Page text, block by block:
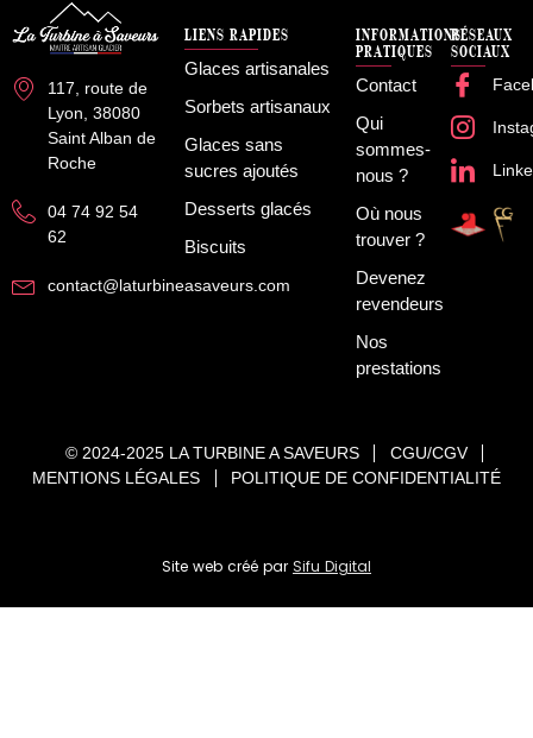
117, route de
Lyon, 38080
Saint Alban de
Roche
04 74 92 54
62
contact@laturbineasaveurs.com
LIENS RAPIDES
Glaces artisanales
Sorbets artisanaux
Glaces sans
sucres ajoutés
Desserts glacés
Biscuits
INFORMATIONS
PRATIQUES
Contact
Qui
sommes-
nous ?
Où nous
trouver ?
Devenez
revendeurs
Nos
prestations
RÉSEAUX
SOCIAUX
© 2024-2025 LA TURBINE A SAVEURS
CGU/CGV
MENTIONS LÉGALES
POLITIQUE DE CONFIDENTIALITÉ
Site web créé par Sifu Digital